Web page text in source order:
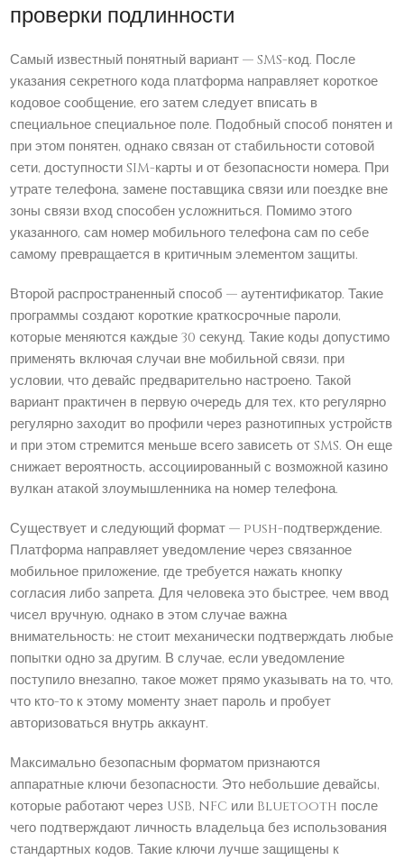
проверки подлинности
Самый известный понятный вариант — SMS-код. После
указания секретного кода платформа направляет короткое
кодовое сообщение, его затем следует вписать в
специальное специальное поле. Подобный способ понятен и
при этом понятен, однако связан от стабильности сотовой
сети, доступности SIM-карты и от безопасности номера. При
утрате телефона, замене поставщика связи или поездке вне
зоны связи вход способен усложниться. Помимо этого
указанного, сам номер мобильного телефона сам по себе
самому превращается в критичным элементом защиты.
Второй распространенный способ — аутентификатор. Такие
программы создают короткие краткосрочные пароли,
которые меняются каждые 30 секунд. Такие коды допустимо
применять включая случаи вне мобильной связи, при
условии, что девайс предварительно настроено. Такой
вариант практичен в первую очередь для тех, кто регулярно
регулярно заходит во профили через разнотипных устройств
и при этом стремится меньше всего зависеть от SMS. Он еще
снижает вероятность, ассоциированный с возможной казино
вулкан атакой злоумышленника на номер телефона.
Существует и следующий формат — push-подтверждение.
Платформа направляет уведомление через связанное
мобильное приложение, где требуется нажать кнопку
согласия либо запрета. Для человека это быстрее, чем ввод
чисел вручную, однако в этом случае важна
внимательность: не стоит механически подтверждать любые
попытки одно за другим. В случае, если уведомление
поступило внезапно, такое может прямо указывать на то, что,
что кто-то к этому моменту знает пароль и пробует
авторизоваться внутрь аккаунт.
Максимально безопасным форматом признаются
аппаратные ключи безопасности. Это небольшие девайсы,
которые работают через USB, NFC или Bluetooth после
чего подтверждают личность владельца без использования
стандартных кодов. Такие ключи лучше защищены к